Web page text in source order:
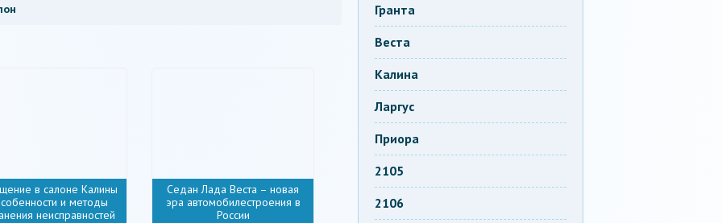
в салоне Калины
и методы
неисправностей
Седан Лада Веста – новая
эра автомобилестроения в
России
Гранта
Веста
Калина
Ларгус
Приора
2105
2106